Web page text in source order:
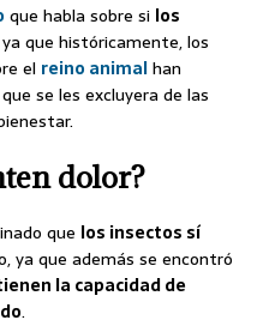
que habla sobre si los
que históricamente, los
el reino animalhan
se les excluyera de las
dolor?
que los insectos sí
ya que además se encontró
la capacidad de
.